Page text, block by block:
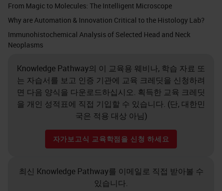
From Magic to Molecules: The Intelligent Microscope
Why are Automation & Innovation Critical to the Histology Lab?
Immunohistochemical Analysis of Selected Head and Neck
Neoplasms
Knowledge Pathway의 이 교육용 웨비나, 학습 자료 또
는 자습서를 보고 인증 기관에 교육 크레딧을 신청하려
면 다음 양식을 다운로드하십시오. 획득한 교육 크레딧
을 개인 성적표에 직접 기입할 수 있습니다. (단, 대한민
국은 적용 대상 아님)
자가보고식 교육학점을 신청 하세요
최신 Knowledge Pathway를 이메일로 직접 받아볼 수
있습니다.